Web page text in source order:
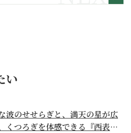
い
波のせせらぎと、満天の星が広
くつろぎを体感できる『西表島